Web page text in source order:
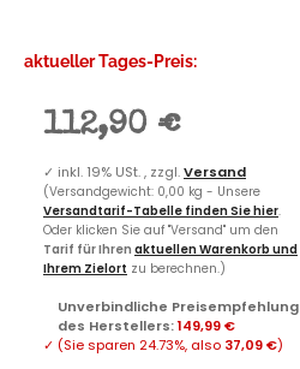
aktueller Tages-Preis:
112,90 €
✓ inkl. 19% USt. , zzgl.Versand
(Versandgewicht: 0,00 kg - Unsere
Versandtarif-Tabelle finden Sie hier.
Oder klicken Sie auf "Versand" um den
Tarif für Ihren aktuellen Warenkorb und
Ihrem Zielort zu berechnen.)
Unverbindliche Preisempfehlung
des Herstellers:149,99 €
✓ (Sie sparen 24.73%, also 37,09 €)